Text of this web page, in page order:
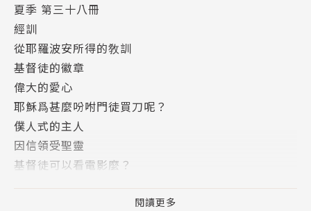
徒對中國保守派神學思想的認識。
從出版以來幾乎全由他一人來製作，撰文、編輯、印
刷、看樣、校對皆是獨力執行，然後與妻子打包付郵。
季刊的內容很豐富，有聖經真理（節錄經文刊登）、創
作（釋經、講道、專文、見證、故事、隨感錄等）、譯
作（專文、小說、短文精選、詩等）與詩歌等。
1928年，季刊開始出版單行本，遍銷全國二十八省，
在信徒中頗有影響。
王明道自1927年起創辦《靈食季刊》至1955年。這季
夏季 第三十八冊
經訓
從耶羅波安所得的敎訓
基督徒的徽章
偉大的愛心
耶穌爲甚麼吩咐門徒買刀呢？
僕人式的主人
因信領受聖靈
基督徒可以看電影麼？
特別快車爲甚麼在車站停留這麼久呢？
閱讀更多